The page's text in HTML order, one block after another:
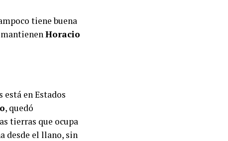
tiene buena
Horacio
en Estados
, quedó
tierras que ocupa
desde el llano, sin